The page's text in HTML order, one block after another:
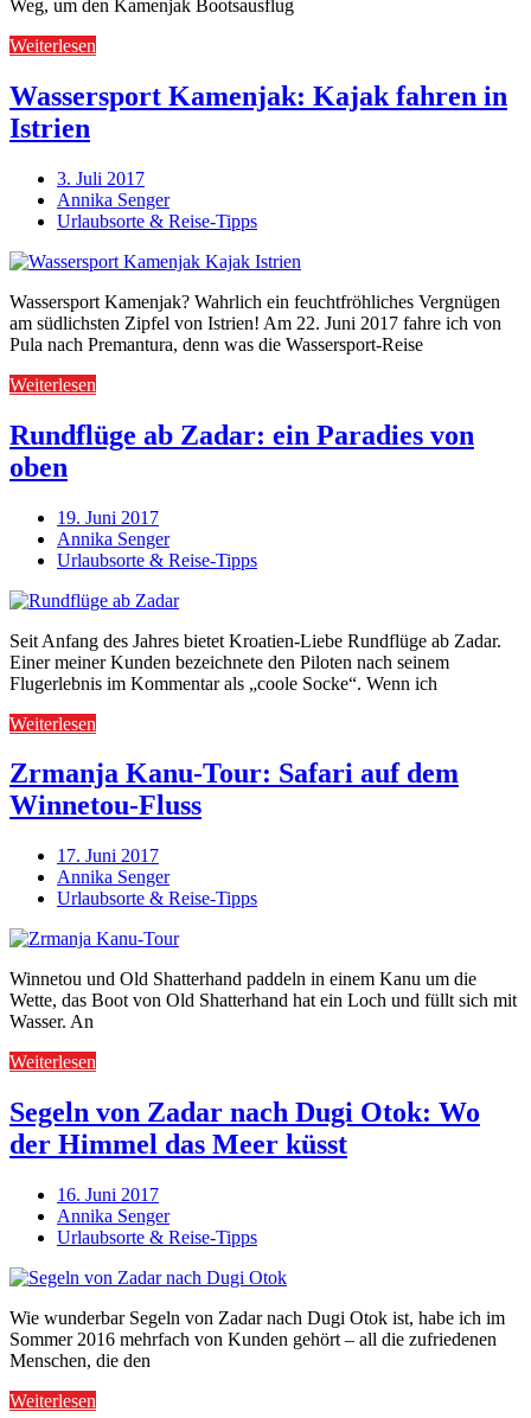
Weg, um den Kamenjak Bootsausflug
Weiterlesen
Wassersport Kamenjak: Kajak fahren in
Istrien
3. Juli 2017
Annika Senger
Urlaubsorte & Reise-Tipps
Wassersport Kamenjak? Wahrlich ein feuchtfröhliches Vergnügen
am südlichsten Zipfel von Istrien! Am 22. Juni 2017 fahre ich von
Pula nach Premantura, denn was die Wassersport-Reise
Weiterlesen
Rundflüge ab Zadar: ein Paradies von
oben
19. Juni 2017
Annika Senger
Urlaubsorte & Reise-Tipps
Seit Anfang des Jahres bietet Kroatien-Liebe Rundflüge ab Zadar.
Einer meiner Kunden bezeichnete den Piloten nach seinem
Flugerlebnis im Kommentar als „coole Socke“. Wenn ich
Weiterlesen
Zrmanja Kanu-Tour: Safari auf dem
Winnetou-Fluss
17. Juni 2017
Annika Senger
Urlaubsorte & Reise-Tipps
Winnetou und Old Shatterhand paddeln in einem Kanu um die
Wette, das Boot von Old Shatterhand hat ein Loch und füllt sich mit
Wasser. An
Weiterlesen
Segeln von Zadar nach Dugi Otok: Wo
der Himmel das Meer küsst
16. Juni 2017
Annika Senger
Urlaubsorte & Reise-Tipps
Wie wunderbar Segeln von Zadar nach Dugi Otok ist, habe ich im
Sommer 2016 mehrfach von Kunden gehört – all die zufriedenen
Menschen, die den
Weiterlesen